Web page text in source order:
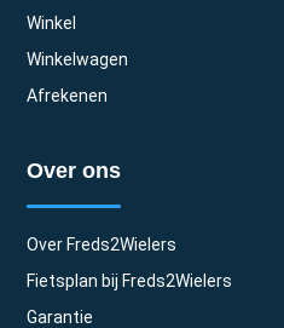
Winkel
Winkelwagen
Afrekenen
Over ons
Over Freds2Wielers
Fietsplan bij Freds2Wielers
Garantie